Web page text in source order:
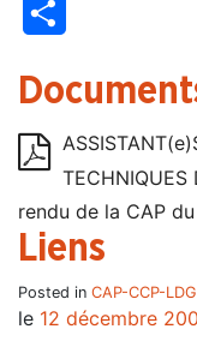
TECHNIQUES
rendu de la CAP
Liens
Posted in CAP-CCP-LDG
le 12 décembre